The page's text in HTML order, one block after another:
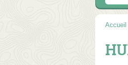
Accueil